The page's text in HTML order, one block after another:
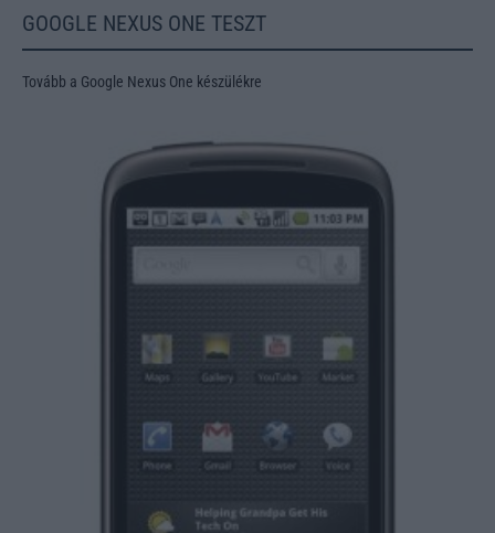
GOOGLE NEXUS ONE TESZT
Tovább a Google Nexus One készülékre